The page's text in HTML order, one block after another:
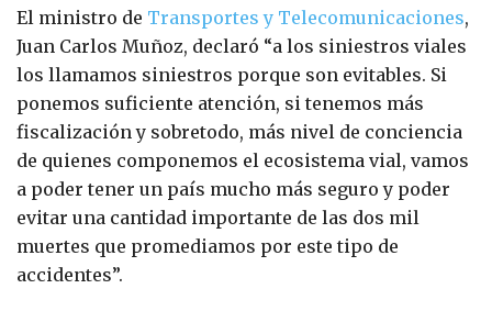
El ministro de Transportes y Telecomunicaciones,
Juan Carlos Muñoz, declaró “a los siniestros viales
los llamamos siniestros porque son evitables. Si
ponemos suficiente atención, si tenemos más
fiscalización y sobretodo, más nivel de conciencia
de quienes componemos el ecosistema vial, vamos
a poder tener un país mucho más seguro y poder
evitar una cantidad importante de las dos mil
muertes que promediamos por este tipo de
accidentes”.